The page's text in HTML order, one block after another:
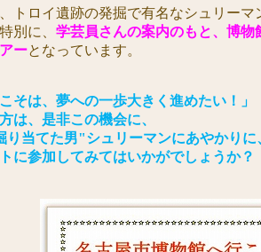
トロイ遺跡の発掘で有名なシュリー
別に、 学芸員さんの案内のもと、博
ーとなっています。
こそは、夢への一歩大きく進めたい！」
は、是非この機会に、
り当てた男"シュリーマンにあやかりに
に参加してみてはいかがでしょうか？